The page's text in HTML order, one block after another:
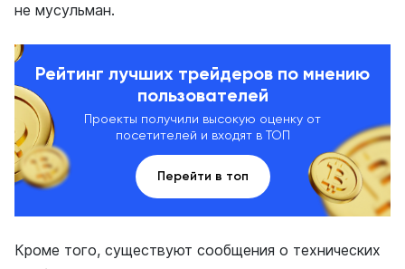
не мусульман.
Рейтинг лучших трейдеров по мнению
пользователей
Проекты получили высокую оценку от
посетителей и входят в ТОП
Перейти в топ
Кроме того, существуют сообщения о технических